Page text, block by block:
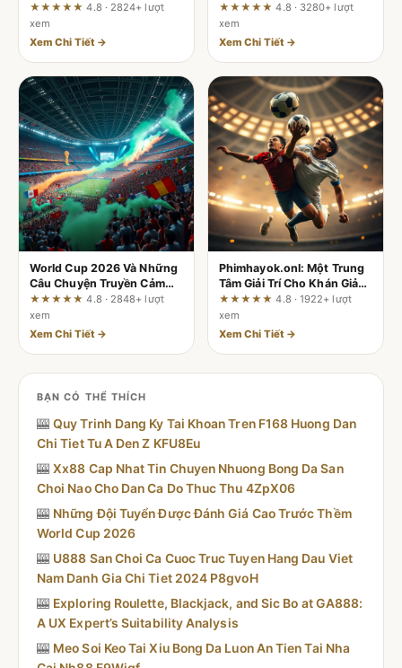
★★★★★4.8 · 2824+ lượt
xem
Xem Chi Tiết →
★★★★★4.8 · 3280+ lượt
xem
Xem Chi Tiết →
World Cup 2026 Và Những
Câu Chuyện Truyền Cảm
Hứng Bất Tận Cho Thế Hệ
Mới
★★★★★4.8 · 2848+ lượt
xem
Xem Chi Tiết →
Phimhayok.onl: Một Trung
Tâm Giải Trí Cho Khán Giả
Toàn Cầu - Phân Tích
Chuyên Sâu Từ Góc Nhìn
Người Dùng
★★★★★4.8 · 1922+ lượt
xem
Xem Chi Tiết →
BẠN CÓ THỂ THÍCH
🎰Quy Trinh Dang Ky Tai Khoan Tren F168 Huong Dan
Chi Tiet Tu A Den Z KFU8Eu
🎰Xx88 Cap Nhat Tin Chuyen Nhuong Bong Da San
Choi Nao Cho Dan Ca Do Thuc Thu 4ZpX06
🎰 Những Đội Tuyển Được Đánh Giá Cao Trước Thềm
World Cup 2026
🎰 U888 San Choi Ca Cuoc Truc Tuyen Hang Dau Viet
Nam Danh Gia Chi Tiet 2024 P8gvoH
🎰 Exploring Roulette, Blackjack, and Sic Bo at GA888:
A UX Expert’s Suitability Analysis
🎰 Meo Soi Keo Tai Xiu Bong Da Luon An Tien Tai Nha